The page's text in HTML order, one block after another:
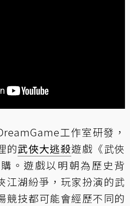
工作室研發，
的武俠大逃殺遊戲《武俠
。遊戲以明朝為歷史背
江湖紛爭，玩家扮演的武
競技都可能會經歷不同的